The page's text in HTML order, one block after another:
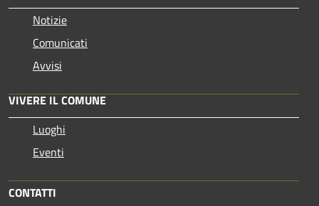
Notizie
Comunicati
Avvisi
VIVERE IL COMUNE
Luoghi
Eventi
CONTATTI